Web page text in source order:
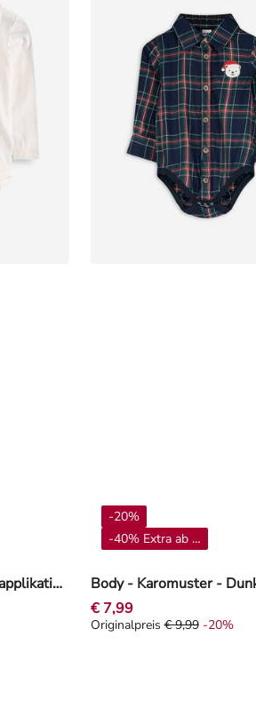
Langarmbody - Schleifenapplikation - Off-White Body - Karomuster -
-20%
-40% Extra ab 4**
€ 7,99
Originalpreis € 9,99, Rabat -
Originalpreis € 9,99 -20%